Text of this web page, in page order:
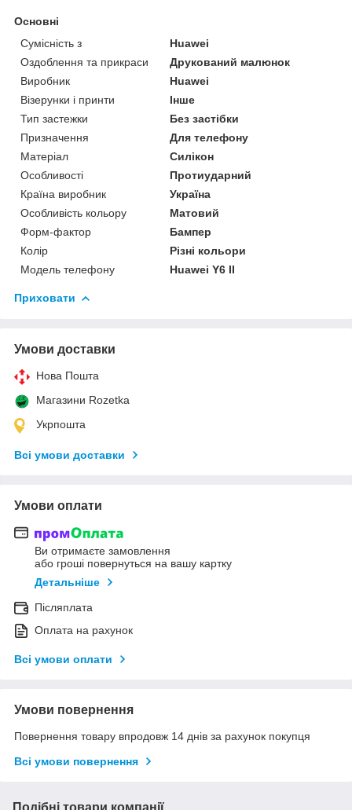
Основні
Сумісність з
Huawei
Оздоблення та прикраси
Друкований малюнок
Виробник
Huawei
Візерунки і принти
Інше
Тип застежки
Без застібки
Призначення
Для телефону
Матеріал
Силікон
Особливості
Протиударний
Країна виробник
Україна
Особливість кольору
Матовий
Форм-фактор
Бампер
Колір
Різні кольори
Модель телефону
Huawei Y6 II
Приховати
Умови доставки
Нова Пошта
Магазини Rozetka
Укрпошта
Всі умови доставки
Умови оплати
Ви отримаєте замовлення
або гроші повернуться на вашу картку
Детальніше
Післяплата
Оплата на рахунок
Всі умови оплати
Умови повернення
Повернення товару впродовж 14 днів за рахунок покупця
Всі умови повернення